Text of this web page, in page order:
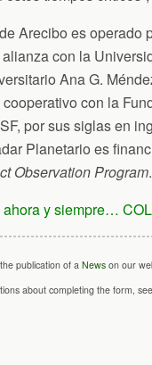
Arecibo es operado
alianza con la
Ana G.
con la
por sus siglas en
Planetario es
Observation Program.
ahora y siempre…
publication of a Newson our
about completing the form,